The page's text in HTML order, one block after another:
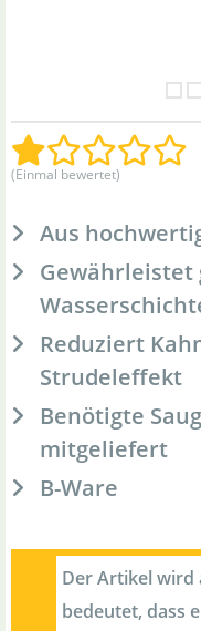
(Einmal bewertet)
Aus
Gewährleistet
Reduziert
Strudeleffekt
Benötigte
mitgeliefert
B-Ware
Der Artikel wird
bedeutet, dass